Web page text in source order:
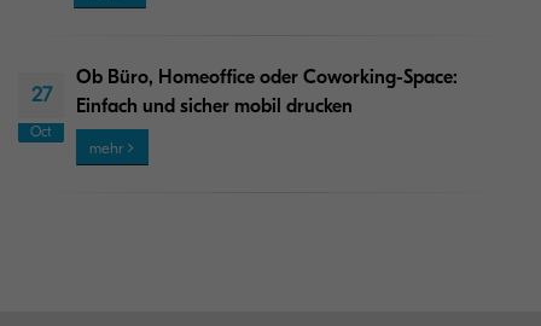
27
Oct
Ob Büro, Homeoffice oder Coworking-Space:
Einfach und sicher mobil drucken
mehr